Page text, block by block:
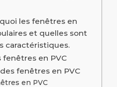
les fenêtres en
et quelles sont
caractéristiques.
en PVC
fenêtres en PVC
en PVC